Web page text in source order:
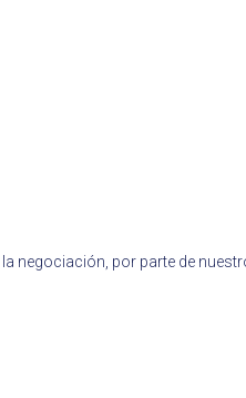
negociación, por parte de